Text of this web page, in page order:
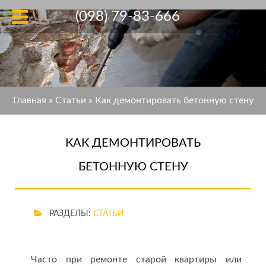
Главная » Статьи » Как демонтировать бетонную стену
КАК ДЕМОНТИРОВАТЬ
БЕТОННУЮ СТЕНУ
РАЗДЕЛЫ: СТАТЬИ
Часто при ремонте старой квартиры или
(098) 79-83-666